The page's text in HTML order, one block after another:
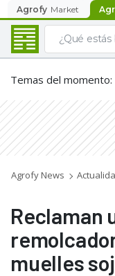
Agrofy Market
Temas del momento:
Agrofy News
Reclaman
muelles